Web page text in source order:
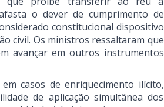
o dever de cumprimento de
constitucional dispositivo
civil. Os ministros ressaltaram que
avançar em outros instrumentos
casos de enriquecimento ilícito,
de aplicação simultânea dos